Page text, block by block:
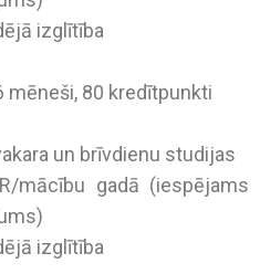
izglītība
mēneši, 80 kredītpunkti
un brīvdienu studijas
mācību gadā (iespējams
izglītība